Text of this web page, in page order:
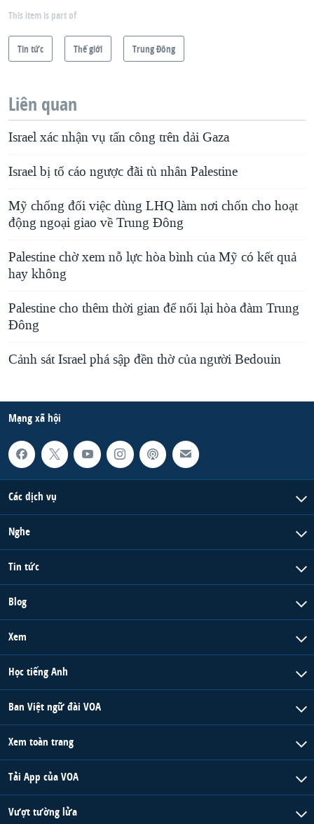
This item is part of
Tin tức Thế giới Trung Ðông
Liên quan
Israel xác nhận vụ tấn công trên dải Gaza
Israel bị tố cáo ngược đãi tù nhân Palestine
Mỹ chống đối việc dùng LHQ làm nơi chốn cho hoạt
động ngoại giao về Trung Đông
Palestine chờ xem nỗ lực hòa bình của Mỹ có kết quả
hay không
Palestine cho thêm thời gian để nối lại hòa đàm Trung
Đông
Cảnh sát Israel phá sập đền thờ của người Bedouin
Mạng xã hội
Các dịch vụ
Nghe
Tin tức
Blog
Xem
Học tiếng Anh
Ban Việt ngữ đài VOA
Xem toàn trang
Tải App của VOA
Vượt tường lửa